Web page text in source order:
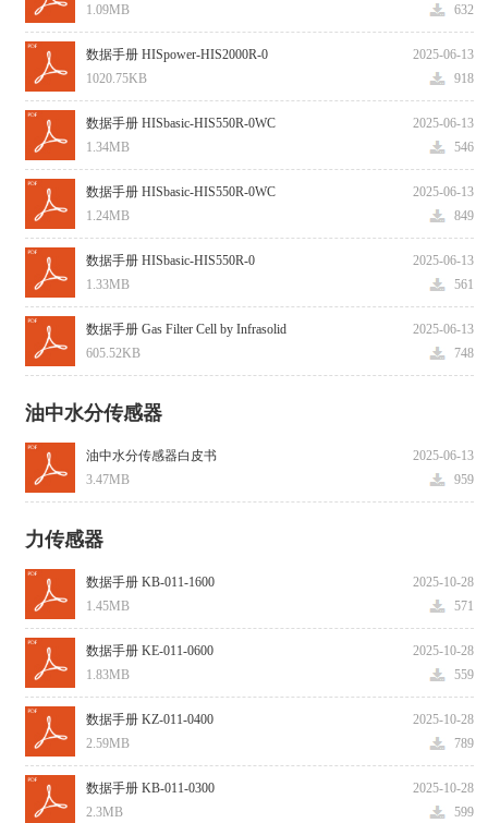
632
1.09MB
2025-06-13
数据手册 HISpower-HIS2000R-0
918
1020.75KB
2025-06-13
数据手册 HISbasic-HIS550R-0WC
546
1.34MB
2025-06-13
数据手册 HISbasic-HIS550R-0WC
849
1.24MB
2025-06-13
数据手册 HISbasic-HIS550R-0
561
1.33MB
2025-06-13
数据手册 Gas Filter Cell by Infrasolid
748
605.52KB
油中水分传感器
2025-06-13
油中水分传感器白皮书
959
3.47MB
力传感器
2025-10-28
数据手册 KB-011-1600
571
1.45MB
2025-10-28
数据手册 KE-011-0600
559
1.83MB
2025-10-28
数据手册 KZ-011-0400
789
2.59MB
2025-10-28
数据手册 KB-011-0300
599
2.3MB